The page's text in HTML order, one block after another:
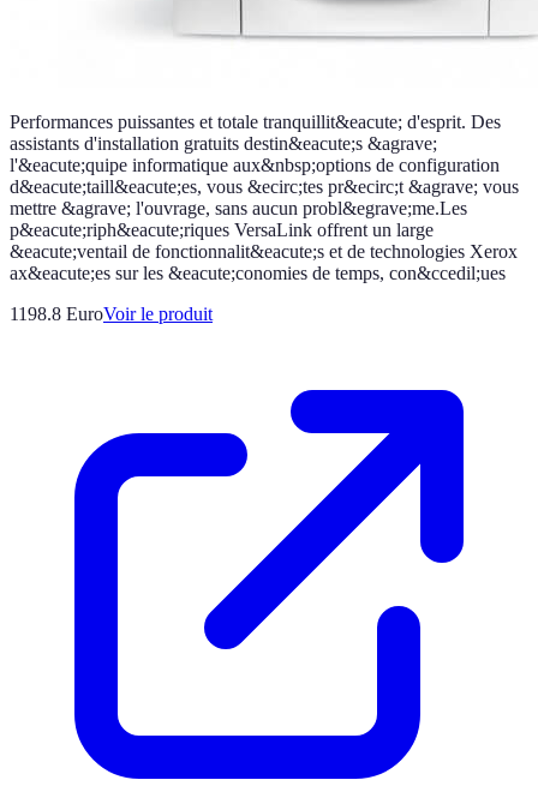
Performances puissantes et totale tranquillit&eacute; d'esprit. Des
assistants d'installation gratuits destin&eacute;s &agrave;
l'&eacute;quipe informatique aux&nbsp;options de configuration
d&eacute;taill&eacute;es, vous &ecirc;tes pr&ecirc;t &agrave; vous
mettre &agrave; l'ouvrage, sans aucun probl&egrave;me.Les
p&eacute;riph&eacute;riques VersaLink offrent un large
&eacute;ventail de fonctionnalit&eacute;s et de technologies Xerox
ax&eacute;es sur les &eacute;conomies de temps, con&ccedil;ues
1198.8 EuroVoir le produit